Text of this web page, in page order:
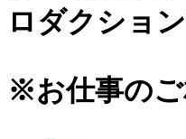
ロダクション
※お仕事の